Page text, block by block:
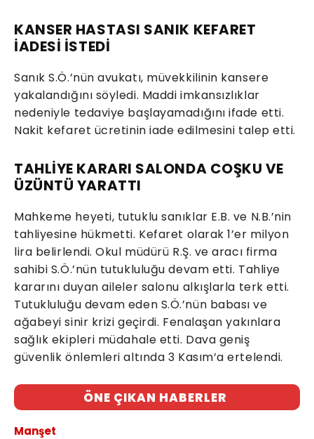
KANSER HASTASI SANIK KEFARET
İADESİ İSTEDİ
Sanık S.Ö.’nün avukatı, müvekkilinin kansere
yakalandığını söyledi. Maddi imkansızlıklar
nedeniyle tedaviye başlayamadığını ifade etti.
Nakit kefaret ücretinin iade edilmesini talep etti.
TAHLİYE KARARI SALONDA COŞKU VE
ÜZÜNTÜ YARATTI
Mahkeme heyeti, tutuklu sanıklar E.B. ve N.B.’nin
tahliyesine hükmetti. Kefaret olarak 1’er milyon
lira belirlendi. Okul müdürü R.Ş. ve aracı firma
sahibi S.Ö.’nün tutukluluğu devam etti. Tahliye
kararını duyan aileler salonu alkışlarla terk etti.
Tutukluluğu devam eden S.Ö.’nün babası ve
ağabeyi sinir krizi geçirdi. Fenalaşan yakınlara
sağlık ekipleri müdahale etti. Dava geniş
güvenlik önlemleri altında 3 Kasım’a ertelendi.
ÖNE ÇIKAN HABERLER
Manşet